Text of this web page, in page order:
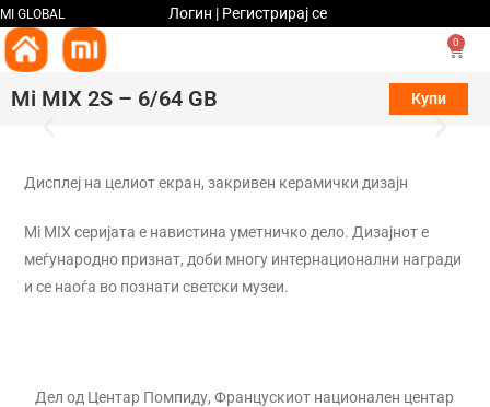
MI GLOBAL Логин | Регистрирај се
0
Mi MIX 2S – 6/64 GB Купи
Дисплеј на целиот екран, закривен керамички дизајн
Mi MIX серијата е навистина уметничко дело. Дизајнот е
меѓународно признат, доби многу интернационални награди
и се наоѓа во познати светски музеи.
Дел од Центар Помпиду, Францускиот национален центар